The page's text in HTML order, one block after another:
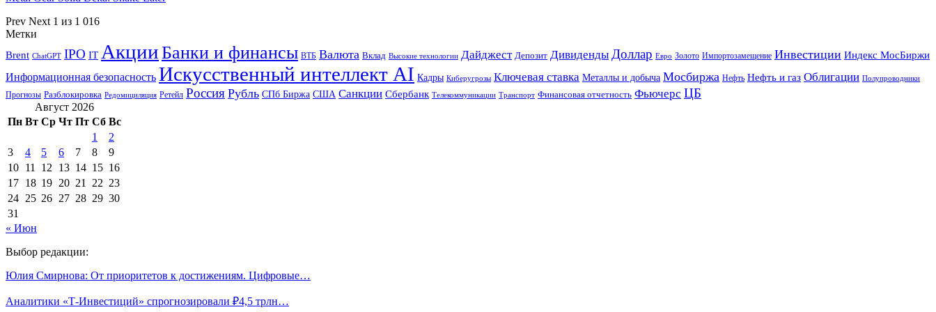
Prev Next 1 из 1 016
Метки
Brent ChatGPT IPO IT АкцииБанки и финансы ВТБ Валюта Вклад Высокие технологии Дайджест Депозит Дивиденды Доллар Евро Золото Импортозамещение Инвестиции Индекс МосБиржи
Информационная безопасность Искусственный интеллект AI Кадры Киберугрозы Ключевая ставка Металлы и добыча Мосбиржа Нефть Нефть и газ Облигации Полупроводники
Прогнозы Разблокировка Редомициляция Ретейл Россия Рубль СПб Биржа США Санкции Сбербанк Телекоммуникации Транспорт Финансовая отчетность Фьючерс ЦБ
Август 2026
Пн Вт Ср Чт Пт Сб Вс
1
2
3
4 5 6 7 8
9
10 11 12 13 14 15 16
17 18 19 20 21 22 23
24 25 26 27 28 29 30
31
« Июн
Выбор редакции:
Юлия Смирнова: От приоритетов к достижениям. Цифровые…
Аналитики «Т-Инвестиций» спрогнозировали ₽4,5 трлн…